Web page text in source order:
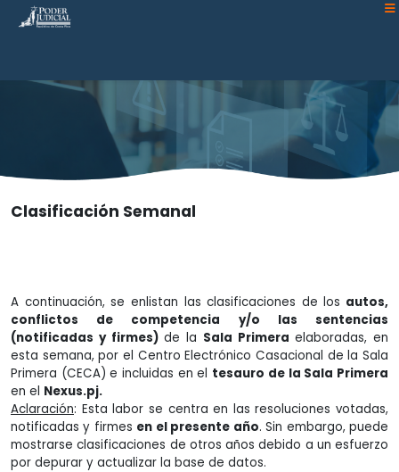
Atención:
Este
accesibilidad.
Clasificación Semanal
A continuación, se enlistan las clasificaciones de los autos,
conflictos de competencia y/o las sentencias
(notificadas y firmes)de la Sala Primera elaboradas, en
esta semana, por el Centro Electrónico Casacional de la Sala
Primera (CECA) e incluidas en el tesauro de la Sala Primera
en el Nexus.pj.
Aclaración: Esta labor se centra en las resoluciones votadas,
notificadas y firmes en el presente año. Sin embargo, puede
mostrarse clasificaciones de otros años debido a un esfuerzo
por depurar y actualizar la base de datos.